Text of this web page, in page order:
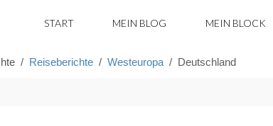
START MEIN BLOG MEIN BLOCK
Reiseberichte Westeuropa Deutschland